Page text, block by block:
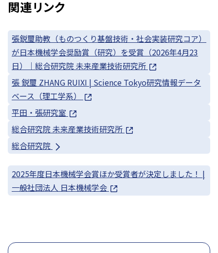
関連リンク
張鋭璽助教（ものつくり基盤技術・社会実装研究コア）
が日本機械学会奨励賞（研究）を受賞（2026年4月23
日）｜総合研究院 未来産業技術研究所
張 鋭璽 ZHANG RUIXI | Science Tokyo研究情報データ
ベース（理工学系）
平田・張研究室
総合研究院 未来産業技術研究所
総合研究院
2025年度日本機械学会賞ほか受賞者が決定しました！ |
一般社団法人 日本機械学会